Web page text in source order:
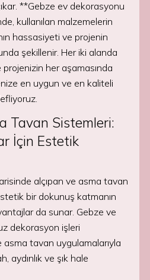
**Gebze ev dekorasyonu
kullanılan malzemelerin
hassasiyeti ve projenin
şekillenir. Her iki alanda
her aşamasında
en uygun ve en kaliteli
Tavan Sistemleri:
İçin Estetik
alçıpan ve asma tavan
bir dokunuş katmanın
da sunar. Gebze ve
dekorasyon işleri
asma tavan uygulamalarıyla
aydınlık ve şık hale